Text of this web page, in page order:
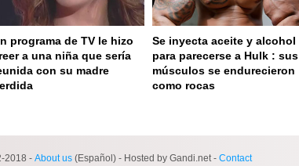
programa de TV le hizo
a una niña que sería
con su madre
Se inyecta aceite y alcohol
para parecerse a Hulk : sus
músculos se endurecieron
como rocas
2018 - About us (Español) - Hosted by Gandi.net - Contact